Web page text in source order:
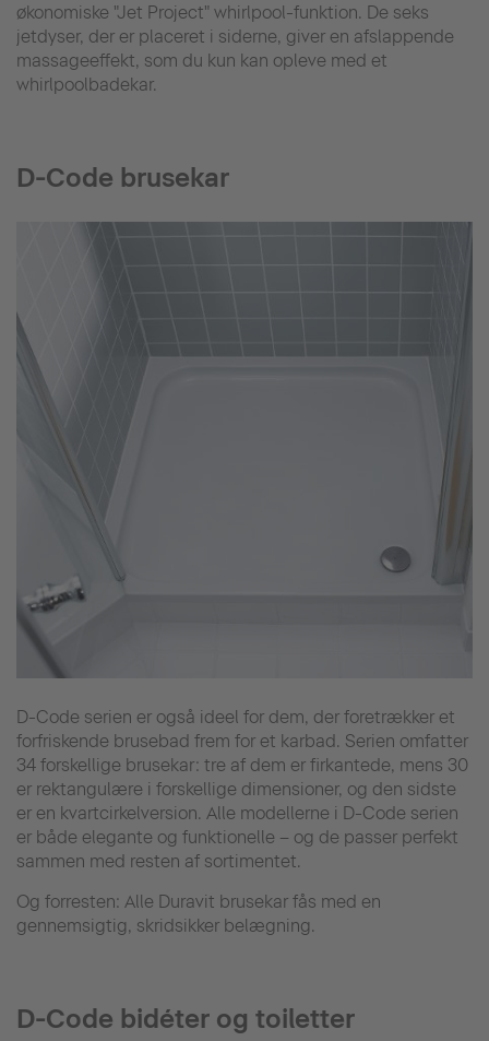
økonomiske "Jet Project" whirlpool-funktion. De seks
jetdyser, der er placeret i siderne, giver en afslappende
massageeffekt, som du kun kan opleve med et
whirlpoolbadekar.
D-Code brusekar
D-Code serien er også ideel for dem, der foretrækker et
forfriskende brusebad frem for et karbad. Serien omfatter
34 forskellige brusekar: tre af dem er firkantede, mens 30
er rektangulære i forskellige dimensioner, og den sidste
er en kvartcirkelversion. Alle modellerne i D-Code serien
er både elegante og funktionelle – og de passer perfekt
sammen med resten af sortimentet.
Og forresten: Alle Duravit brusekar fås med en
gennemsigtig, skridsikker belægning.
D-Code bidéter og toiletter